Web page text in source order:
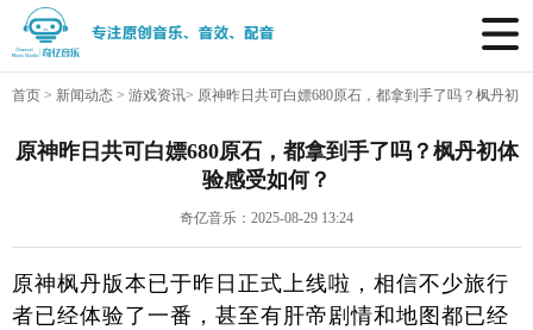
首页 > 新闻动态 > 游戏资讯> 原神昨日共可白嫖680原石，都拿到手了吗？枫丹初
体验感受如何？
原神昨日共可白嫖680原石，都拿到手了吗？枫丹初体
验感受如何？
奇亿音乐：2025-08-29 13:24
原神枫丹版本已于昨日正式上线啦，相信不少旅行
者已经体验了一番，甚至有肝帝剧情和地图都已经